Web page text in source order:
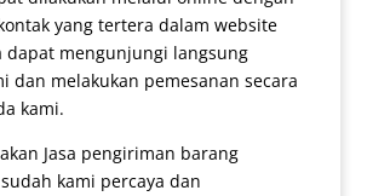
yang tertera dalam website
dapat mengunjungi langsung
dan melakukan pemesanan secara
kami.
Jasa pengiriman barang
kami percaya dan